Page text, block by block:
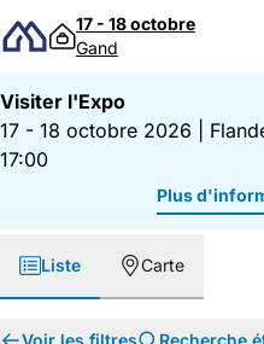
Passer au contenu
17 - 18 octobre
Gand
Visiter l'Expo
17 - 18 octobre 2026
17:00
Plus
Liste Carte
Voir les filtres Recherche